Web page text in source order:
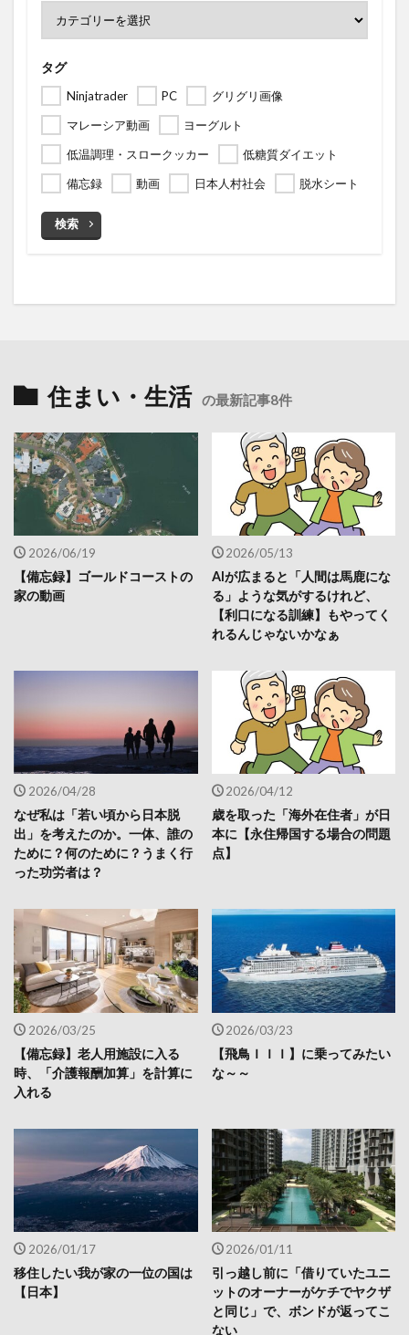
タグ
Ninjatrader PC
グリグリ画像
マレーシア動画
ヨーグルト
低温調理・スロークッカー
低糖質ダイエット
備忘録
動画 日本人村社会 脱水シート
検索
住まい・生活 の最新記事8件
2026/06/19
【備忘録】ゴールドコーストの
家の動画
2026/05/13
AIが広まると「人間は馬鹿にな
る」ような気がするけれど、
【利口になる訓練】もやってく
れるんじゃないかなぁ
2026/04/28
なぜ私は「若い頃から日本脱
出」を考えたのか。一体、誰の
ために？何のために？うまく行
った功労者は？
2026/04/12
歳を取った「海外在住者」が日
本に【永住帰国する場合の問題
点】
2026/03/25
【備忘録】老人用施設に入る
時、「介護報酬加算」を計算に
入れる
2026/03/23
【飛鳥ＩＩＩ】に乗ってみたい
な～～
2026/01/17
移住したい我が家の一位の国は
【日本】
2026/01/11
引っ越し前に「借りていたユニ
ットのオーナーがケチでヤクザ
と同じ」で、ボンドが返ってこ
ない